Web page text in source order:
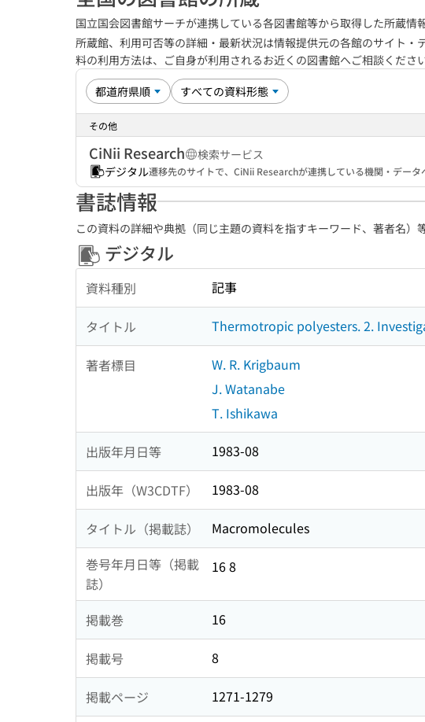
国立国会図書館サーチが連携している各図書館等から取得した所蔵情
所蔵館、利用可否等の詳細・最新状況は情報提供元の各館のサイト
料の利用方法は、ご自身が利用されるお近くの図書館へご相談くださ
その他
CiNii Research
検索サービス
デジタル遷移先のサイトで、CiNii Researchが連携している機関・データ
書誌情報
この資料の詳細や典拠（同じ主題の資料を指すキーワード、著者名）
デジタル
資料種別 記事
タイトル Thermotropic polyesters. 2.
著者標目
W. R. Krigbaum
J. Watanabe
T. Ishikawa
出版年月日等 1983-08
出版年（W3CDTF） 1983-08
タイトル（掲載誌）
Macromolecules
巻号年月日等（掲載
誌）
16 8
掲載巻 16
掲載号 8
掲載ページ
1271-1279